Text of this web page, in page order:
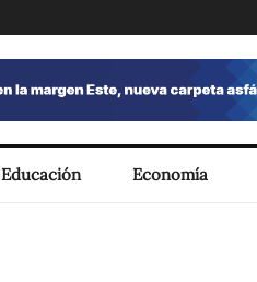
Educación Economía